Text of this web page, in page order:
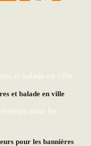
et balade en ville
pour les bannières